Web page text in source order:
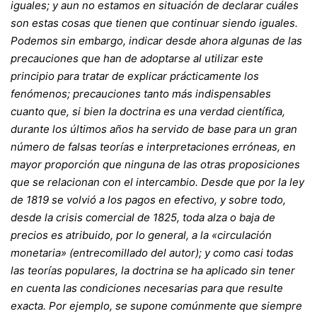
iguales; y aun no estamos en situación de declarar cuáles
son estas cosas que tienen que continuar siendo iguales.
Podemos sin embargo, indicar desde ahora algunas de las
precauciones que han de adoptarse al utilizar este
principio para tratar de explicar prácticamente los
fenómenos; precauciones tanto más indispensables
cuanto que, si bien la doctrina es una verdad científica,
durante los últimos años ha servido de base para un gran
número de falsas teorías e interpretaciones erróneas, en
mayor proporción que ninguna de las otras proposiciones
que se relacionan con el intercambio. Desde que por la ley
de 1819 se volvió a los pagos en efectivo, y sobre todo,
desde la crisis comercial de 1825, toda alza o baja de
precios es atribuido, por lo general, a la «circulación
monetaria» (entrecomillado del autor); y como casi todas
las teorías populares, la doctrina se ha aplicado sin tener
en cuenta las condiciones necesarias para que resulte
exacta. Por ejemplo, se supone comúnmente que siempre